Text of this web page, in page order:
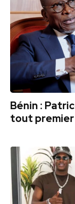
Bénin :
tout